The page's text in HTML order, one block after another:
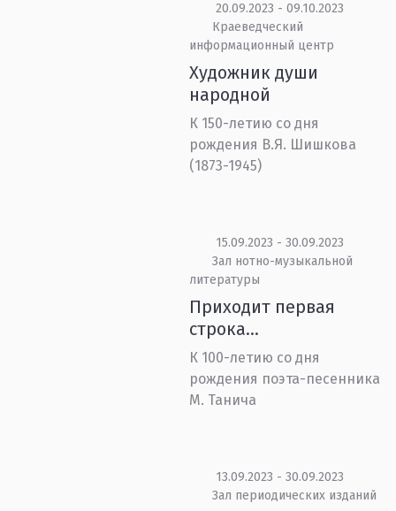
20.09.2023 - 09.10.2023
Краеведческий
информационный центр
Художник души
народной
К 150-летию со дня
рождения В.Я. Шишкова
(1873-1945)
15.09.2023 - 30.09.2023
Зал нотно-музыкальной
литературы
Приходит первая
строка…
К 100-летию со дня
рождения поэта-песенника
М. Танича
13.09.2023 - 30.09.2023
Зал периодических изданий